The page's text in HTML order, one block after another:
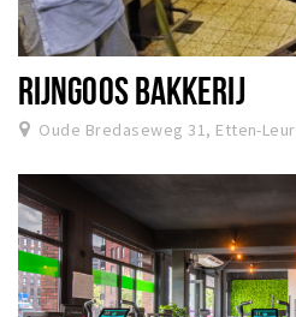
RIJNGOOS BAKKERIJ
Oude Bredaseweg 31, Etten-Leur